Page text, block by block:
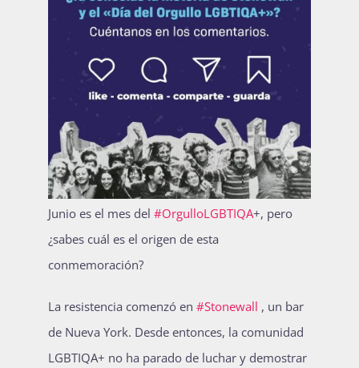
Junio es el mes del #OrgulloLGBTIQA+, pero
¿sabes cuál es el origen de esta
conmemoración?
La resistencia comenzó en #Stonewall , un bar
de Nueva York. Desde entonces, la comunidad
LGBTIQA+ no ha parado de luchar y demostrar